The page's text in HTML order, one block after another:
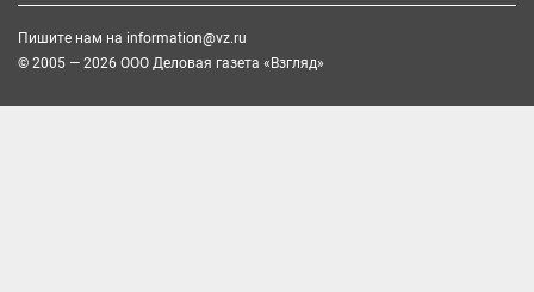
Пишите нам на information@vz.ru
© 2005 — 2026 ООО Деловая газета «Взгляд»